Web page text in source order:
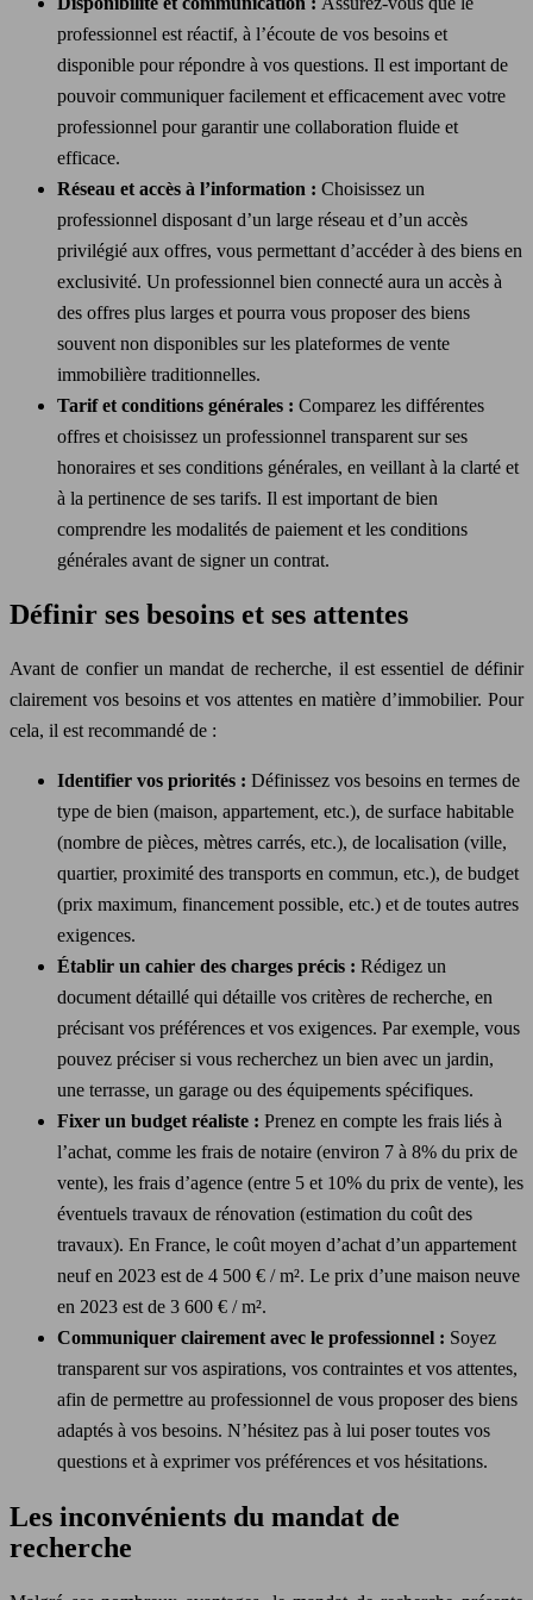
professionnel est réactif, à l’écoute de vos besoins et
disponible pour répondre à vos questions. Il est important de
pouvoir communiquer facilement et efficacement avec votre
professionnel pour garantir une collaboration fluide et
efficace.
Réseau et accès à l’information : Choisissez un
professionnel disposant d’un large réseau et d’un accès
privilégié aux offres, vous permettant d’accéder à des biens en
exclusivité. Un professionnel bien connecté aura un accès à
des offres plus larges et pourra vous proposer des biens
souvent non disponibles sur les plateformes de vente
immobilière traditionnelles.
Tarif et conditions générales : Comparez les différentes
offres et choisissez un professionnel transparent sur ses
honoraires et ses conditions générales, en veillant à la clarté et
à la pertinence de ses tarifs. Il est important de bien
comprendre les modalités de paiement et les conditions
générales avant de signer un contrat.
Définir ses besoins et ses attentes
Avant de confier un mandat de recherche, il est essentiel de définir
clairement vos besoins et vos attentes en matière d’immobilier. Pour
cela, il est recommandé de :
Identifier vos priorités : Définissez vos besoins en termes de
type de bien (maison, appartement, etc.), de surface habitable
(nombre de pièces, mètres carrés, etc.), de localisation (ville,
quartier, proximité des transports en commun, etc.), de budget
(prix maximum, financement possible, etc.) et de toutes autres
exigences.
Établir un cahier des charges précis : Rédigez un
document détaillé qui détaille vos critères de recherche, en
précisant vos préférences et vos exigences. Par exemple, vous
pouvez préciser si vous recherchez un bien avec un jardin,
une terrasse, un garage ou des équipements spécifiques.
Fixer un budget réaliste : Prenez en compte les frais liés à
l’achat, comme les frais de notaire (environ 7 à 8% du prix de
vente), les frais d’agence (entre 5 et 10% du prix de vente), les
éventuels travaux de rénovation (estimation du coût des
travaux). En France, le coût moyen d’achat d’un appartement
neuf en 2023 est de 4 500 € / m². Le prix d’une maison neuve
en 2023 est de 3 600 € / m².
Communiquer clairement avec le professionnel : Soyez
transparent sur vos aspirations, vos contraintes et vos attentes,
afin de permettre au professionnel de vous proposer des biens
adaptés à vos besoins. N’hésitez pas à lui poser toutes vos
questions et à exprimer vos préférences et vos hésitations.
Les inconvénients du mandat de
recherche